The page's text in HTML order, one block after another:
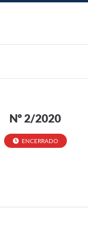
Nº 2/2020
ENCERRADO